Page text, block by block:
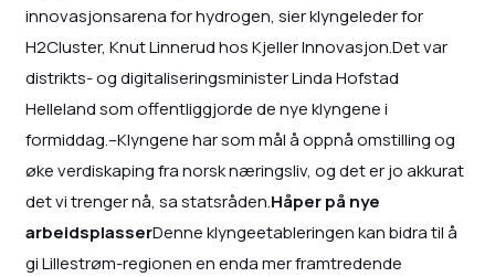
innovasjonsarena for hydrogen, sier klyngeleder for
H2Cluster, Knut Linnerud hos Kjeller Innovasjon.Det var
distrikts- og digitaliseringsminister Linda Hofstad
Helleland som offentliggjorde de nye klyngene i
formiddag.–Klyngene har som mål å oppnå omstilling og
øke verdiskaping fra norsk næringsliv, og det er jo akkurat
det vi trenger nå, sa statsråden.Håper på nye
arbeidsplasserDenne klyngeetableringen kan bidra til å
gi Lillestrøm-regionen en enda mer framtredende